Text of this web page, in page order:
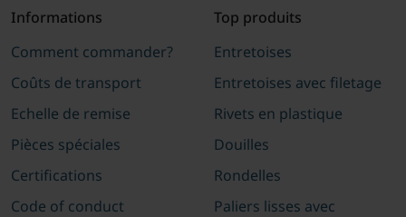
Informations
Comment commander?
Coûts de transport
Echelle de remise
Pièces spéciales
Certifications
Code of conduct
Top produits
Entretoises
Entretoises avec filetage
Rivets en plastique
Douilles
Rondelles
Paliers lisses avec